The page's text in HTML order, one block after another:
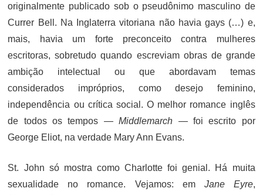
originalmente publicado sob o pseudônimo masculino de
Currer Bell. Na Inglaterra vitoriana não havia gays (…) e,
mais, havia um forte preconceito contra mulheres
escritoras, sobretudo quando escreviam obras de grande
ambição intelectual ou que abordavam temas
considerados impróprios, como desejo feminino,
independência ou crítica social. O melhor romance inglês
de todos os tempos —Middlemarch — foi escrito por
George Eliot, na verdade Mary Ann Evans.
St. John só mostra como Charlotte foi genial. Há muita
sexualidade no romance. Vejamos: em Jane Eyre,